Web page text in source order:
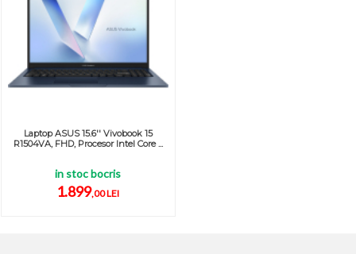
Laptop ASUS 15.6'' Vivobook 15
R1504VA, FHD, Procesor Intel Core ...
in stoc bocris
1.899,00 LEI